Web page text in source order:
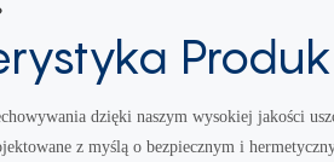
dzięki naszym wysokiej jakości
z myślą o bezpiecznym i